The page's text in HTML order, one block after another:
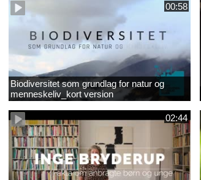
00:58
Biodiversitet som grundlag for natur og
menneskeliv_kort version
02:44